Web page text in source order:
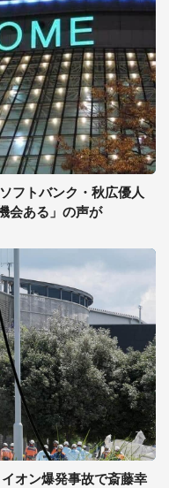
フトバンク・秋広優人
会ある」の声が
オン爆発事故で斎藤幸